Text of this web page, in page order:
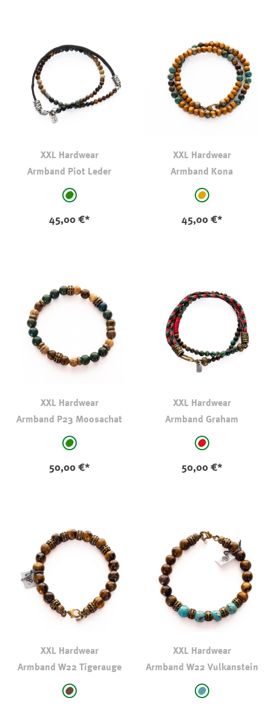
XXL Hardwear
Armband Piot Leder
auswählen
grün
45,00 €*
XXL Hardwear
Armband Kona
auswählen
hellbraun-camel
45,00 €*
XXL Hardwear
Armband P23 Moosachat
auswählen
grün
50,00 €*
XXL Hardwear
Armband Graham
auswählen
rot
50,00 €*
XXL Hardwear
Armband W22 Tigerauge
auswählen
braun
XXL Hardwear
Armband W22 Vulkanstein
auswählen
türkis